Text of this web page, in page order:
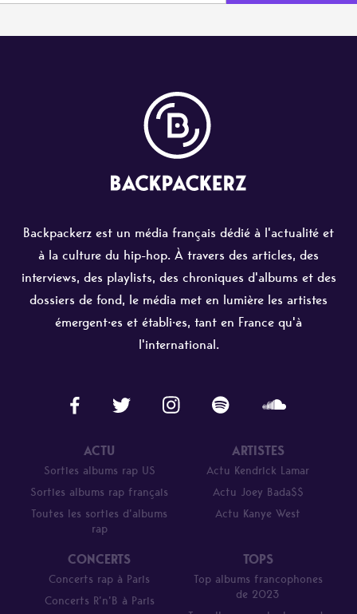
Backpackerz est un média français dédié à l'actualité et
à la culture du hip-hop. À travers des articles, des
interviews, des playlists, des chroniques d'albums et des
dossiers de fond, le média met en lumière les artistes
émergent·es et établi·es, tant en France qu'à
l'international.
ACTU
Sorties albums rap US
Sorties albums rap français
Toutes les sorties d’albums
rap
ARTISTES
Actu Kendrick Lamar
Actu Joey Bada$$
Actu Kanye West
CONCERTS
Concerts rap à Paris
Concerts R’n’B à Paris
TOPS
Top albums francophones
de 2023